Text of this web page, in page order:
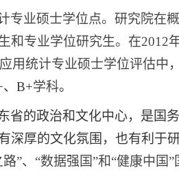
专业硕士学位点。研究院在
和专业学位研究生。在2012
用统计专业硕士学位评估中
、B+学科。
省的政治和文化中心，是 国
深厚的文化氛围，也有利于
”、“数据强国”和“健康中国